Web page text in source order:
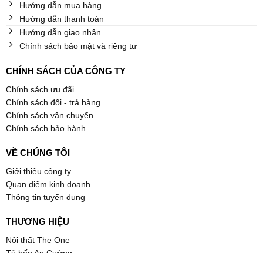
Hướng dẫn mua hàng
Hướng dẫn thanh toán
Hướng dẫn giao nhận
Chính sách bảo mật và riêng tư
CHÍNH SÁCH CỦA CÔNG TY
Chính sách ưu đãi
Chính sách đổi - trả hàng
Chính sách vận chuyển
Chính sách bảo hành
VỀ CHÚNG TÔI
Giới thiệu công ty
Quan điểm kinh doanh
Thông tin tuyển dụng
THƯƠNG HIỆU
Nội thất The One